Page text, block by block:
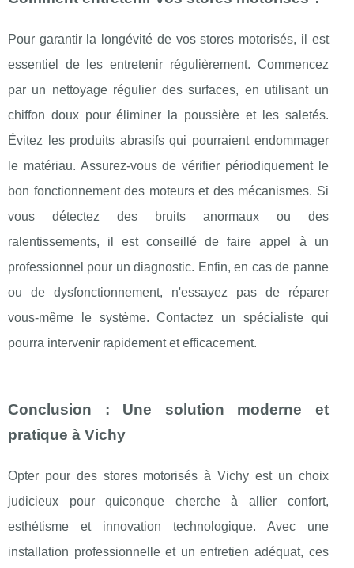
Pour garantir la longévité de vos stores motorisés, il est
essentiel de les entretenir régulièrement. Commencez
par un nettoyage régulier des surfaces, en utilisant un
chiffon doux pour éliminer la poussière et les saletés.
Évitez les produits abrasifs qui pourraient endommager
le matériau. Assurez-vous de vérifier périodiquement le
bon fonctionnement des moteurs et des mécanismes. Si
vous détectez des bruits anormaux ou des
ralentissements, il est conseillé de faire appel à un
professionnel pour un diagnostic. Enfin, en cas de panne
ou de dysfonctionnement, n'essayez pas de réparer
vous-même le système. Contactez un spécialiste qui
pourra intervenir rapidement et efficacement.
Conclusion : Une solution moderne et
pratique à Vichy
Opter pour des stores motorisés à Vichy est un choix
judicieux pour quiconque cherche à allier confort,
esthétisme et innovation technologique. Avec une
installation professionnelle et un entretien adéquat, ces